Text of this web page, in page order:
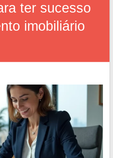
ter sucesso
imobiliário